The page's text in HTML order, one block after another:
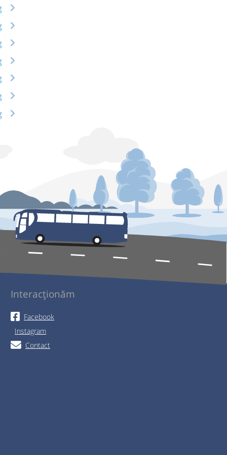
Interacționăm
Facebook
Instagram
Contact